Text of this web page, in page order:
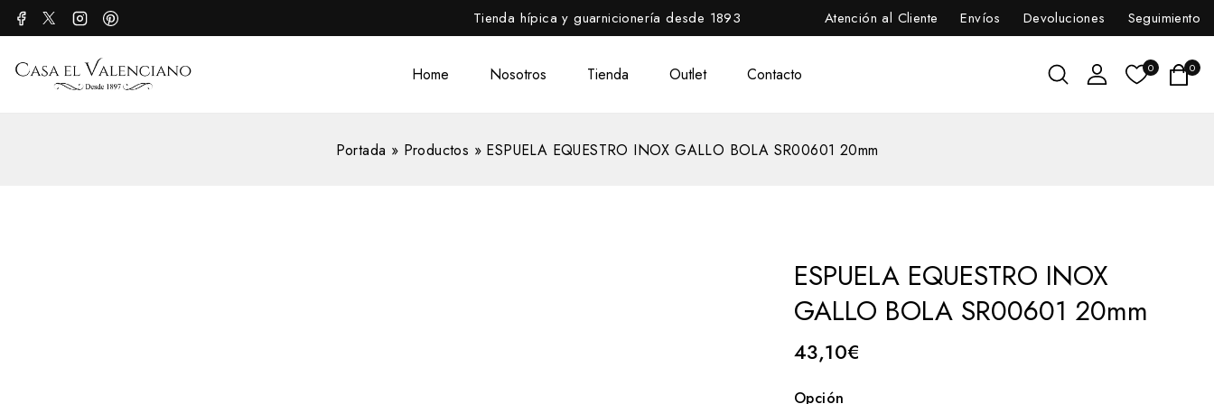
Tienda hípica y guarnicionería desde 1893 Atención al Cliente Envíos Devoluciones Seguimiento
Home Nosotros Tienda Outlet Contacto 0 0
Portada » Productos » ESPUELA EQUESTRO INOX GALLO BOLA SR00601 20mm
ESPUELA EQUESTRO INOX
GALLO BOLA SR00601 20mm
43,10€
Opción